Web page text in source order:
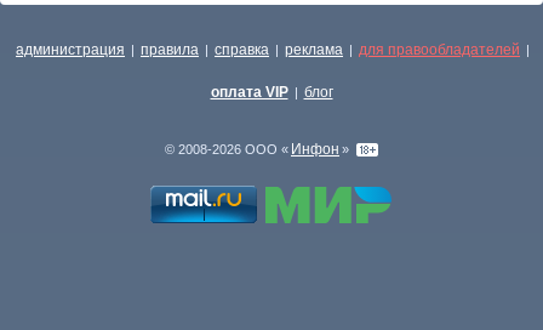
администрация | правила | справка | реклама | для правообладателей |
оплата VIP | блог
© 2008-2026 ООО « Инфон »